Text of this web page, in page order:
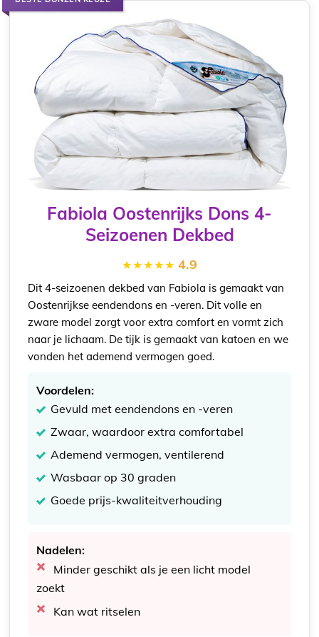
Fabiola Oostenrijks Dons 4-
Seizoenen Dekbed
4.9
Dit 4-seizoenen dekbed van Fabiola is gemaakt van
Oostenrijkse eendendons en -veren. Dit volle en
zware model zorgt voor extra comfort en vormt zich
naar je lichaam. De tijk is gemaakt van katoen en we
vonden het ademend vermogen goed.
Voordelen:
Gevuld met eendendons en -veren
Zwaar, waardoor extra comfortabel
Ademend vermogen, ventilerend
Wasbaar op 30 graden
Goede prijs-kwaliteitverhouding
Nadelen:
Minder geschikt als je een licht model
zoekt
Kan wat ritselen